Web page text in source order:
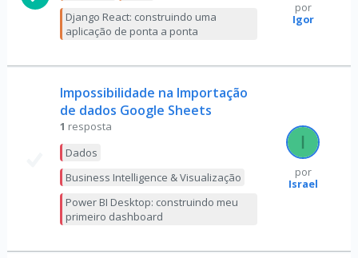
Django React: construindo uma
aplicação de ponta a ponta
por
Igor
Impossibilidade na Importação
de dados Google Sheets
1 resposta
Dados
Business Intelligence & Visualização
Power BI Desktop: construindo meu
primeiro dashboard
por
Israel